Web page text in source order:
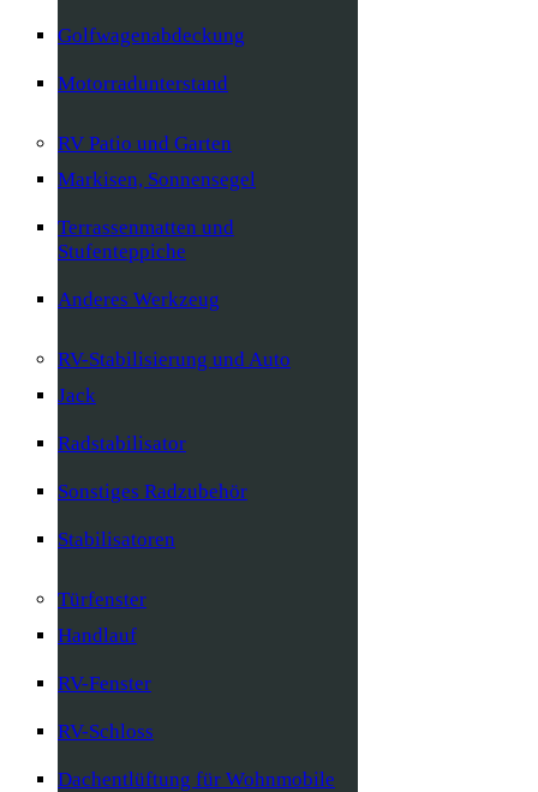
Golfwagenabdeckung
Motorradunterstand
RV Patio und Garten
Markisen, Sonnensegel
Terrassenmatten und
Stufenteppiche
Anderes Werkzeug
RV-Stabilisierung und Auto
Jack
Radstabilisator
Sonstiges Radzubehör
Stabilisatoren
Türfenster
Handlauf
RV-Fenster
RV-Schloss
Dachentlüftung für Wohnmobile